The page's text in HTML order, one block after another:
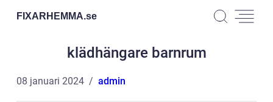
FIXARHEMMA.se
klädhängare barnrum
08 januari 2024 admin